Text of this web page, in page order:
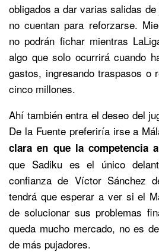
obligados a dar varias salidas
no cuentan para reforzarse.
no podrán fichar mientras
algo que solo ocurrirá cuando
gastos, ingresando traspasos o
cinco millones.
Ahí también entra el deseo del
De la Fuente preferiría irse a
clara en que la competencia
que Sadiku es el único
confianza de Víctor Sánchez
tendrá que esperar a ver si el
de solucionar sus problemas
queda mucho mercado, no es
de más pujadores.